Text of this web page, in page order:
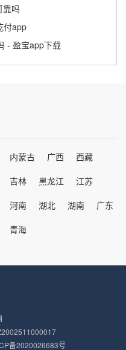
靠吗
付app
- 盈宝app下载
内蒙古 广西
西藏
吉林 黑龙江
江苏
河南 湖北 湖南
广东
青海
备2020026683号